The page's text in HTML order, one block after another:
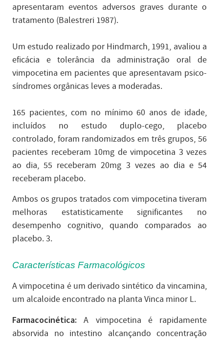
apresentaram eventos adversos graves durante o
tratamento (Balestreri 1987).
Um estudo realizado por Hindmarch, 1991, avaliou a
eficácia e tolerância da administração oral de
vimpocetina em pacientes que apresentavam psico-
síndromes orgânicas leves a moderadas.
165 pacientes, com no mínimo 60 anos de idade,
incluídos no estudo duplo-cego, placebo
controlado, foram randomizados em três grupos, 56
pacientes receberam 10mg de vimpocetina 3 vezes
ao dia, 55 receberam 20mg 3 vezes ao dia e 54
receberam placebo.
Ambos os grupos tratados com vimpocetina tiveram
melhoras estatisticamente significantes no
desempenho cognitivo, quando comparados ao
placebo. 3.
Características Farmacológicos
A vimpocetina é um derivado sintético da vincamina,
um alcaloide encontrado na planta Vinca minor L.
Farmacocinética: A vimpocetina é rapidamente
absorvida no intestino alcançando concentração